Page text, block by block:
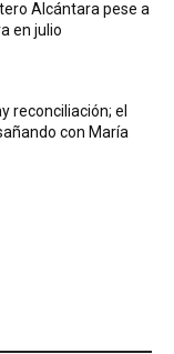
Alcántara pese a
en julio
reconciliación; el
con María